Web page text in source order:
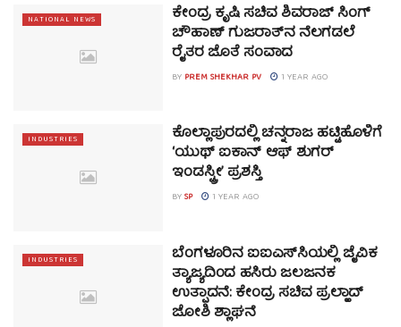
NATIONAL NEWS ಕೇಂದ್ರ ಕೃಷಿ ಸಚಿವ ಶಿವರಾಜ್ ಸಿಂಗ್
ಚೌಹಾಣ್ ಗುಜರಾತ್‌ನ ನೆಲಗಡಲೆ
ರೈತರ ಜೊತೆ ಸಂವಾದ
BY PREM SHEKHAR PV 1 YEAR AGO
INDUSTRIES ಕೊಲ್ಲಾಪುರದಲ್ಲಿ ಚನ್ನರಾಜ ಹಟ್ಟಿಹೊಳಿಗೆ
‘ಯುಥ್ ಐಕಾನ್ ಆಫ್ ಶುಗರ್
ಇಂಡಸ್ಟ್ರೀ’ ಪ್ರಶಸ್ತಿ
BYSP 1 YEAR AGO
INDUSTRIES ಬೆಂಗಳೂರಿನ ಐಐಎಸ್‌ಸಿಯಲ್ಲಿ ಜೈವಿಕ
ತ್ಯಾಜ್ಯದಿಂದ ಹಸಿರು ಜಲಜನಕ
ಉತ್ಪಾದನೆ: ಕೇಂದ್ರ ಸಚಿವ ಪ್ರಲ್ಹಾದ್
ಜೋಶಿ ಶ್ಲಾಘನೆ